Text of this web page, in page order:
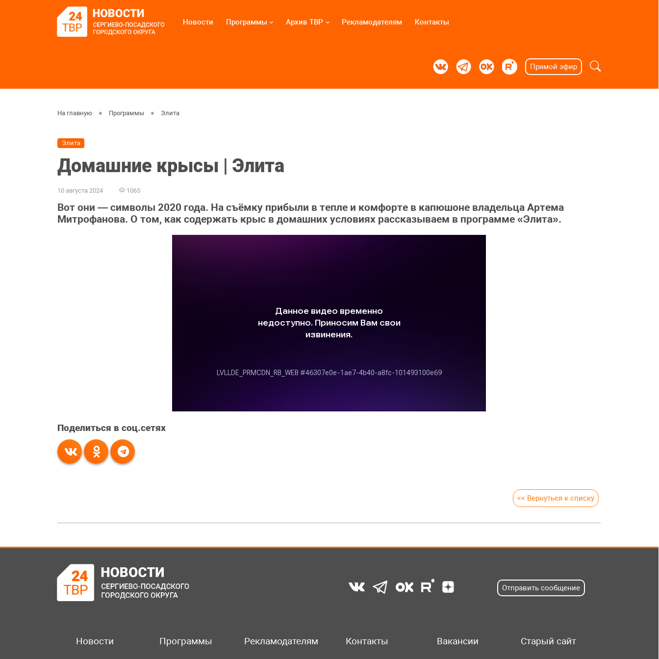
Новости Программы Архив ТВР Рекламодателям Контакты
Прямой эфир
На главную Программы Элита
Элита
Домашние крысы | Элита
10 августа 2024 1065
Вот они — символы 2020 года. На съёмку прибыли в тепле и комфорте в капюшоне владельца Артема
Митрофанова. О том, как содержать крыс в домашних условиях рассказываем в программе «Элита».
Поделиться в соц.сетях
<< Вернуться к списку
Отправить сообщение
Новости Программы Рекламодателям Контакты Вакансии Старый сайт